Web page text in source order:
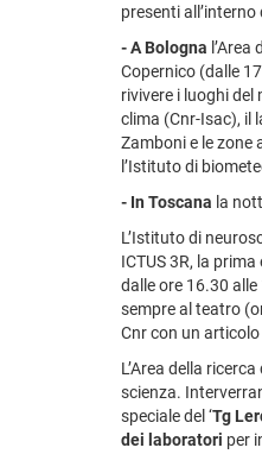
presenti
- A Bologna
Copernico (dalle
rivivere i luoghi
clima (Cnr-Isac), il
Zamboni e le
l’Istituto di
- In Toscana la
L’Istituto di
ICTUS 3R, la
dalle ore 16.30
sempre al teatro
Cnr con un
L’Area della ricerca
scienza.
speciale del ‘Tg
dei laboratori per